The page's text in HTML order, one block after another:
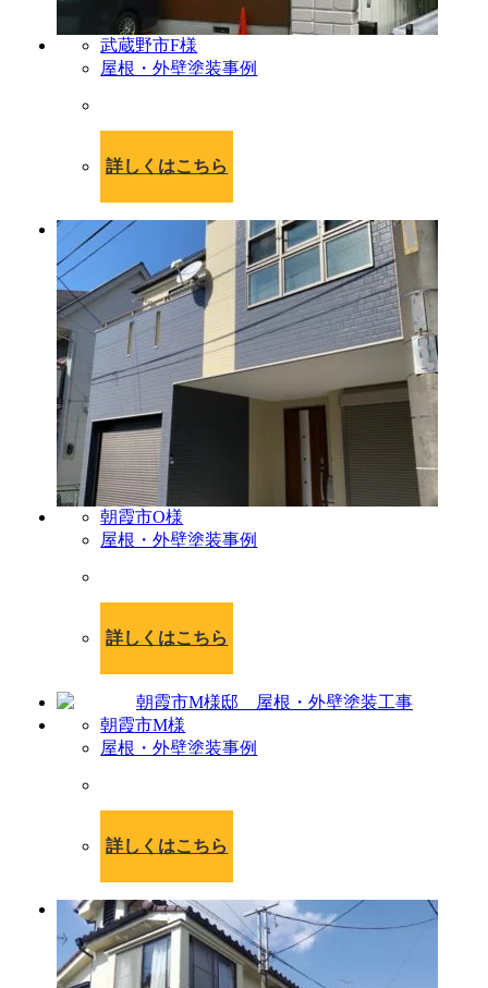
武蔵野市F様
屋根・外壁塗装事例
詳しくはこちら
朝霞市O様
屋根・外壁塗装事例
詳しくはこちら
朝霞市M様
屋根・外壁塗装事例
詳しくはこちら